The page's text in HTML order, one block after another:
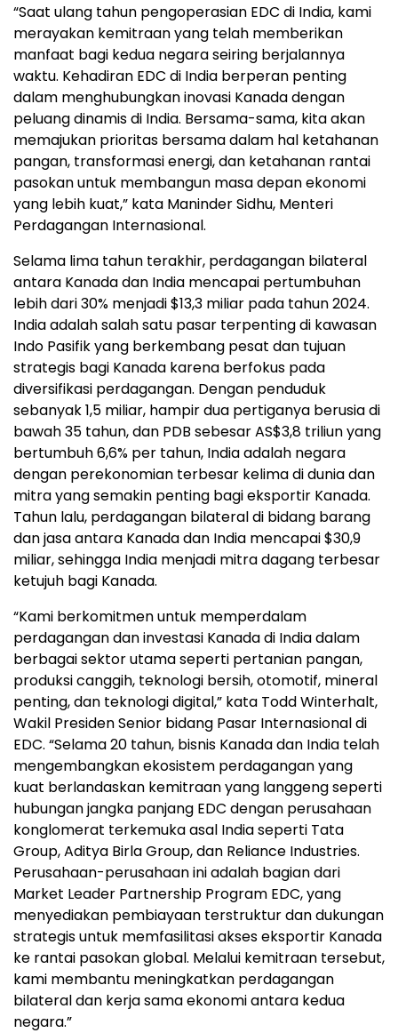
“Saat ulang tahun pengoperasian EDC di India, kami
merayakan kemitraan yang telah memberikan
manfaat bagi kedua negara seiring berjalannya
waktu. Kehadiran EDC di India berperan penting
dalam menghubungkan inovasi Kanada dengan
peluang dinamis di India. Bersama-sama, kita akan
memajukan prioritas bersama dalam hal ketahanan
pangan, transformasi energi, dan ketahanan rantai
pasokan untuk membangun masa depan ekonomi
yang lebih kuat,” kata Maninder Sidhu, Menteri
Perdagangan Internasional.
Selama lima tahun terakhir, perdagangan bilateral
antara Kanada dan India mencapai pertumbuhan
lebih dari 30% menjadi$13,3 miliar pada tahun 2024.
India adalah salah satu pasar terpenting di kawasan
Indo Pasifik yang berkembang pesat dan tujuan
strategis bagi Kanada karena berfokus pada
diversifikasi perdagangan. Dengan penduduk
sebanyak 1,5 miliar, hampir dua pertiganya berusia di
bawah 35 tahun, dan PDB sebesar AS$3,8 triliun yang
bertumbuh 6,6% per tahun, India adalah negara
dengan perekonomian terbesar kelima di dunia dan
mitra yang semakin penting bagi eksportir Kanada.
Tahun lalu, perdagangan bilateral di bidang barang
dan jasa antara Kanada dan India mencapai$30,9
miliar, sehingga India menjadi mitra dagang terbesar
ketujuh bagi Kanada.
“Kami berkomitmen untuk memperdalam
perdagangan dan investasi Kanada di Indiadalam
berbagai sektor utama seperti pertanian pangan,
produksi canggih, teknologi bersih, otomotif, mineral
penting, dan teknologi digital,” kata Todd Winterhalt,
Wakil Presiden Senior bidang Pasar Internasional di
EDC. “Selama 20 tahun, bisnis Kanada dan India telah
mengembangkan ekosistem perdagangan yang
kuat berlandaskan kemitraan yang langgeng seperti
hubungan jangka panjang EDC dengan perusahaan
konglomerat terkemuka asal India seperti Tata
Group, Aditya Birla Group, dan Reliance Industries.
Perusahaan-perusahaan ini adalah bagian dari
Market Leader Partnership Program EDC, yang
menyediakan pembiayaan terstruktur dan dukungan
strategis untuk memfasilitasi akses eksportir Kanada
ke rantai pasokan global. Melalui kemitraan tersebut,
kami membantu meningkatkan perdagangan
bilateral dan kerja sama ekonomi antara kedua
negara.”